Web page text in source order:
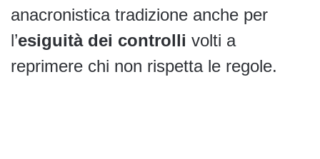
anacronistica tradizione anche per
l’esiguità dei controlli volti a
reprimere chi non rispetta le regole.